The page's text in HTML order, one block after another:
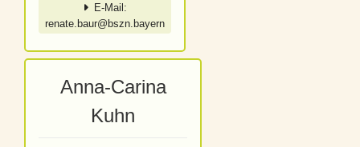
E-Mail:
renate.baur@bszn.bayern
Anna-Carina
Kuhn